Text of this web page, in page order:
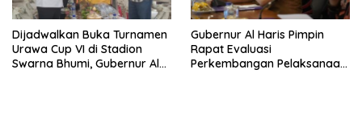
Dijadwalkan Buka Turnamen
Urawa Cup VI di Stadion
Swarna Bhumi, Gubernur Al
Gubernur Al Haris Pimpin
Rapat Evaluasi
Perkembangan Pelaksanaan